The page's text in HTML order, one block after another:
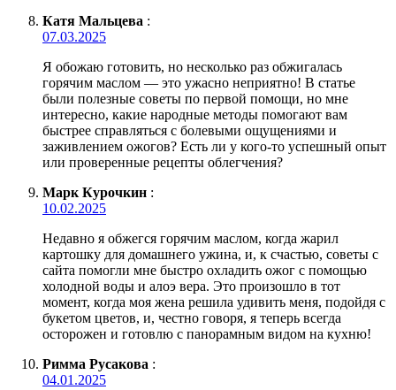
Катя Мальцева :
07.03.2025
Я обожаю готовить, но несколько раз обжигалась
горячим маслом — это ужасно неприятно! В статье
были полезные советы по первой помощи, но мне
интересно, какие народные методы помогают вам
быстрее справляться с болевыми ощущениями и
заживлением ожогов? Есть ли у кого-то успешный опыт
или проверенные рецепты облегчения?
Марк Курочкин :
10.02.2025
Недавно я обжегся горячим маслом, когда жарил
картошку для домашнего ужина, и, к счастью, советы с
сайта помогли мне быстро охладить ожог с помощью
холодной воды и алоэ вера. Это произошло в тот
момент, когда моя жена решила удивить меня, подойдя с
букетом цветов, и, честно говоря, я теперь всегда
осторожен и готовлю с панорамным видом на кухню!
Римма Русакова :
04.01.2025